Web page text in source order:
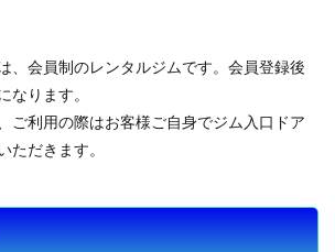
、会員制のレンタルジムです。会員登録後
なります。
ご利用の際はお客様ご自身でジム入口ドア
ただきます。